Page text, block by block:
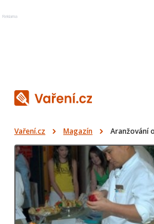
Reklama
Vaření.cz Magazín Aranžování